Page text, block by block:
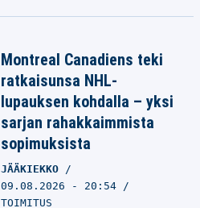
Montreal Canadiens teki
ratkaisunsa NHL-
lupauksen kohdalla – yksi
sarjan rahakkaimmista
sopimuksista
JÄÄKIEKKO
09.08.2026 - 20:54
TOIMITUS